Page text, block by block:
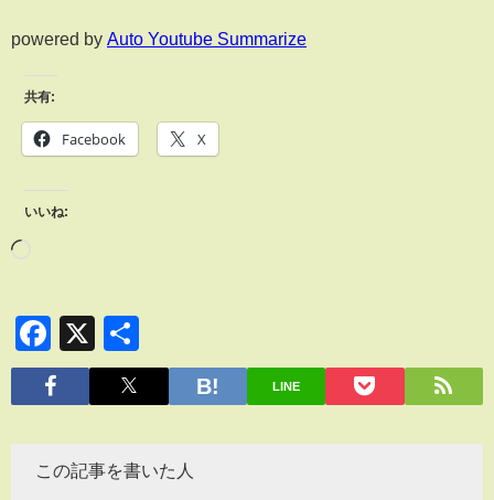
powered by Auto Youtube Summarize
共有:
Facebook X
いいね:
Facebook
X
有
LINE
この記事を書いた人